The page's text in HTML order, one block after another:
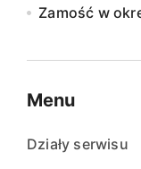
Zamość w
Menu
Działy serwisu